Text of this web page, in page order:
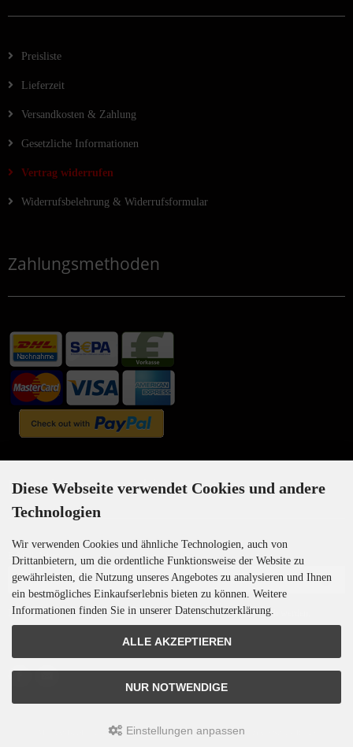
Preisliste
Lieferzeit
Versandkosten & Zahlung
Gesetzliche Informationen
Vertrag widerrufen
Widerrufsbelehrung & Widerrufsformular
Zahlungsmethoden
Newsletter-Anmeldung
E-Mail-Adresse:
Der Newsletter kann jederzeit hier oder in Ihrem Kundenkonto abbestellt werden.
Motoren-Israel © 2026 | Template © 2009-2026 bymodified eCommerce Shopsoftware
Diese Webseite verwendet Cookies und andere
Technologien
Wir verwenden Cookies und ähnliche Technologien, auch von
Drittanbietern, um die ordentliche Funktionsweise der Website zu
gewährleisten, die Nutzung unseres Angebotes zu analysieren und Ihnen
ein bestmögliches Einkaufserlebnis bieten zu können. Weitere
Informationen finden Sie in unserer Datenschutzerklärung.
ALLE AKZEPTIEREN
NUR NOTWENDIGE
Einstellungen anpassen